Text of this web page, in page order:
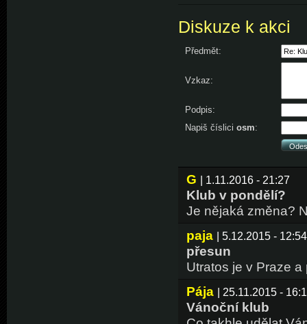
Diskuze k akci
Předmět:
Vzkaz:
Podpis:
Napiš číslici osm:
G | 1.11.2016 - 21:27
Klub v pondělí?
Je nějaká změna?
paja | 5.12.2015 - 12:54
přesun
Utratos je v Praze
Pája | 25.11.2015 -
Vánoční klub